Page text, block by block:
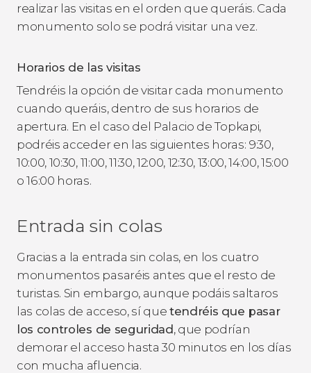
realizar las visitas en el orden que queráis. Cada
monumento solo se podrá visitar una vez.
Horarios de las visitas
Tendréis la opción de visitar cada monumento
cuando queráis, dentro de sus horarios de
apertura. En el caso del Palacio de Topkapi,
podréis acceder en las siguientes horas: 9:30,
10:00, 10:30, 11:00, 11:30, 12:00, 12:30, 13:00, 14:00, 15:00
o 16:00 horas.
Entrada sin colas
Gracias a la entrada sin colas, en los cuatro
monumentos pasaréis antes que el resto de
turistas. Sin embargo, aunque podáis saltaros
las colas de acceso, sí quetendréis que pasar
los controles de seguridad, que podrían
demorar el acceso hasta 30 minutos en los días
con mucha afluencia.